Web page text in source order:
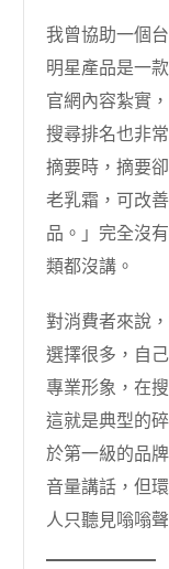
我曾協助一個
明星產品是一
官網內容紮實
搜尋排名也非
摘要時，摘要
老乳霜，可改
品。」完全沒
類都沒講。
對消費者來說
選擇很多，自
專業形象，在
這就是典型的
於第一級的品
音量講話，但
人只聽見嗡嗡